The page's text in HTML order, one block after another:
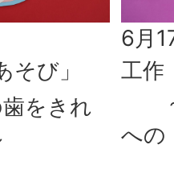
び」
をきれ
6月
工作
～
への